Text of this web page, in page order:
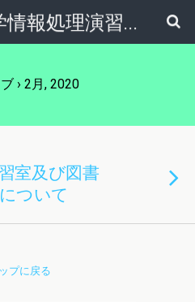
福岡女子大学情報処理演習室
› 2月, 2020
室及び図書
ついて
プに戻る